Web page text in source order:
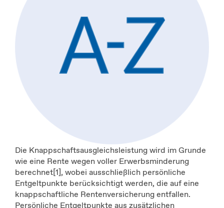
Die Knappschaftsausgleichsleistung wird im Grunde
wie eine Rente wegen voller Erwerbsminderung
berechnet[1], wobei ausschließlich persönliche
Entgeltpunkte berücksichtigt werden, die auf eine
knappschaftliche Rentenversicherung entfallen.
Persönliche Entgeltpunkte aus zusätzlichen